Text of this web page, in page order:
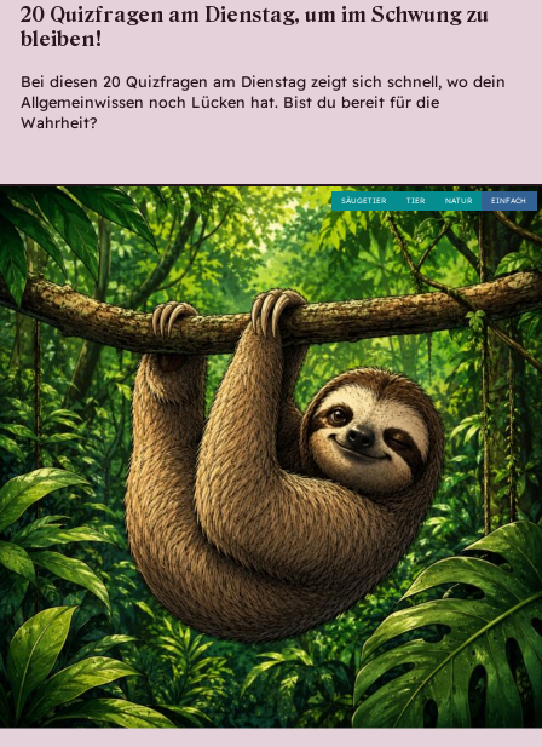
20 Quizfragen am Dienstag, um im Schwung zu
bleiben!
Bei diesen 20 Quizfragen am Dienstag zeigt sich schnell, wo dein
Allgemeinwissen noch Lücken hat. Bist du bereit für die
Wahrheit?
EINFACH
NATUR
TIER
SÄUGETIER